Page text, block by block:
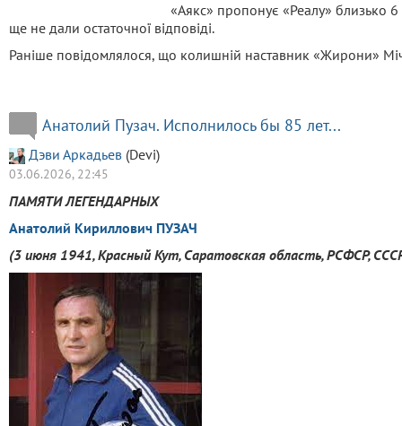
«Аякс» пропонує «Реалу» близько
ще не дали остаточної відповіді.
Раніше повідомлялося, що колишній наставник «Жирони»
Анатолий Пузач. Исполнилось бы 85 лет...
Дэви Аркадьев (Devi)
03.06.2026, 22:45
ПАМЯТИ ЛЕГЕНДАРНЫХ
Анатолий Кириллович ПУЗАЧ
(3 июня 1941, Красный Кут, Саратовская область, РСФСР,